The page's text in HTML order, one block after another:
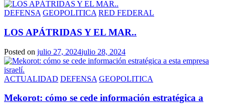
DEFENSA GEOPOLITICA RED FEDERAL
LOS APÁTRIDAS Y EL MAR..
Posted on julio 27, 2024julio 28, 2024
ACTUALIDAD DEFENSA GEOPOLITICA
Mekorot: cómo se cede información estratégica a